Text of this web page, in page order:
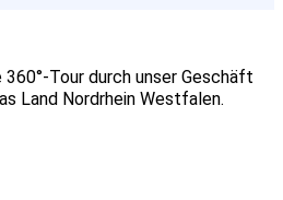
360°-Tour durch unser Geschäft
Land Nordrhein Westfalen.